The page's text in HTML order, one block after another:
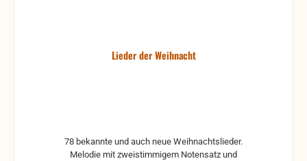
Lieder der Weihnacht
78 bekannte und auch neue Weihnachtslieder.
Melodie mit zweistimmigem Notensatz und